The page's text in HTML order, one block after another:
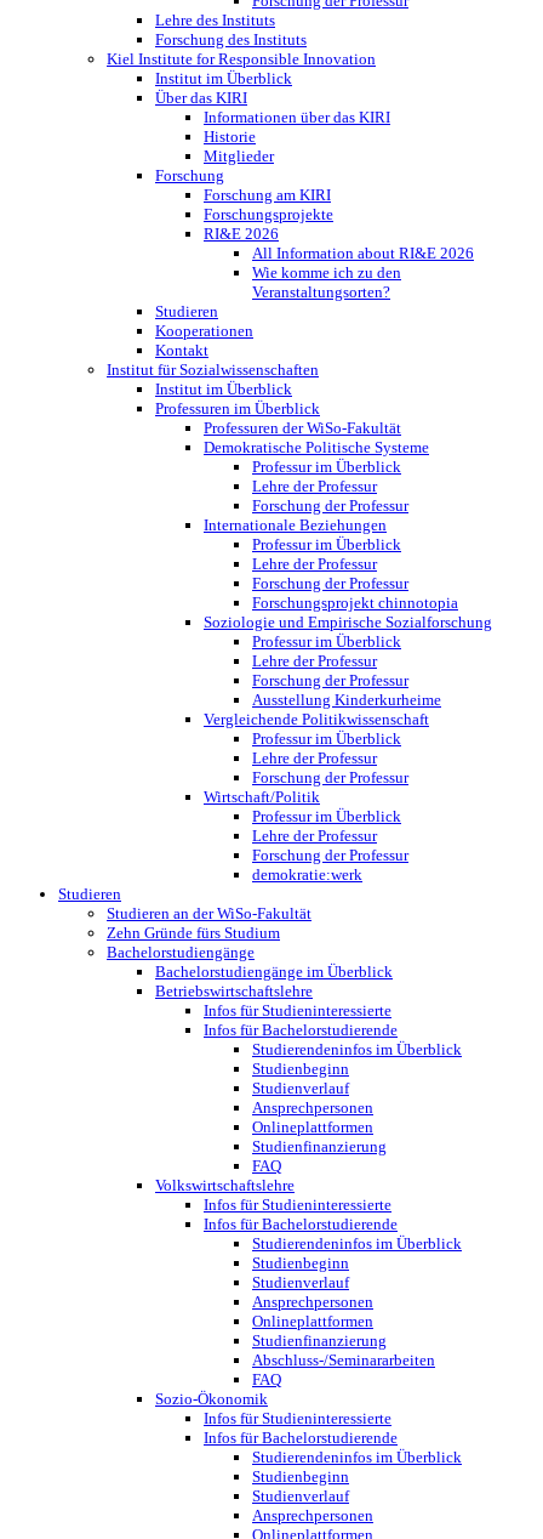
Lehre des Instituts
Forschung des Instituts
Kiel Institute for Responsible Innovation
Institut im Überblick
Über das KIRI
Informationen über das KIRI
Historie
Mitglieder
Forschung
Forschung am KIRI
Forschungsprojekte
RI&E 2026
All Information about RI&E 2026
Wie komme ich zu den
Veranstaltungsorten?
Studieren
Kooperationen
Kontakt
Institut für Sozialwissenschaften
Institut im Überblick
Professuren im Überblick
Professuren der WiSo-Fakultät
Demokratische Politische Systeme
Professur im Überblick
Lehre der Professur
Forschung der Professur
Internationale Beziehungen
Professur im Überblick
Lehre der Professur
Forschung der Professur
Forschungsprojekt chinnotopia
Soziologie und Empirische Sozialforschung
Professur im Überblick
Lehre der Professur
Forschung der Professur
Ausstellung Kinderkurheime
Vergleichende Politikwissenschaft
Professur im Überblick
Lehre der Professur
Forschung der Professur
Wirtschaft/Politik
Professur im Überblick
Lehre der Professur
Forschung der Professur
demokratie:werk
Studieren
Studieren an der WiSo-Fakultät
Zehn Gründe fürs Studium
Bachelorstudiengänge
Bachelorstudiengänge im Überblick
Betriebswirtschaftslehre
Infos für Studieninteressierte
Infos für Bachelorstudierende
Studierendeninfos im Überblick
Studienbeginn
Studienverlauf
Ansprechpersonen
Onlineplattformen
Studienfinanzierung
FAQ
Volkswirtschaftslehre
Infos für Studieninteressierte
Infos für Bachelorstudierende
Studierendeninfos im Überblick
Studienbeginn
Studienverlauf
Ansprechpersonen
Onlineplattformen
Studienfinanzierung
Abschluss-/Seminararbeiten
FAQ
Sozio-Ökonomik
Infos für Studieninteressierte
Infos für Bachelorstudierende
Studierendeninfos im Überblick
Studienbeginn
Studienverlauf
Ansprechpersonen
Onlineplattformen